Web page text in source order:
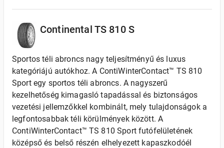
Continental TS 810 S
Sportos téli abroncs nagy teljesítményű és luxus
kategóriájú autókhoz. A ContiWinterContact™ TS 810
Sport egy sportos téli abroncs. A nagyszerű
kezelhetőség kimagasló tapadással és biztonságos
vezetési jellemzőkkel kombinált, mely tulajdonságok a
legfontosabbak téli körülmények között. A
ContiWinterContact™ TS 810 Sport futófelületének
középső és belső részén elhelyezett kapaszkodóél